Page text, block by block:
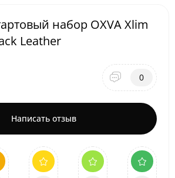
набор OXVA Xlim
Leather
0
Написать отзыв